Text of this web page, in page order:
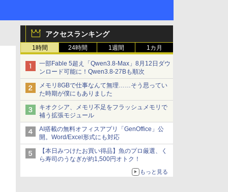
アクセスランキング
1時間 24時間 1週間 1カ月
一部Fable 5超え「Qwen3.8-Max」8月12日ダウ
ンロード可能に！Qwen3.8-27Bも順次
メモリ8GBで仕事なんて無理……そう思ってい
た時期が僕にもありました
キオクシア、メモリ不足をフラッシュメモリで
補う拡張モジュール
AI搭載の無料オフィスアプリ「GenOffice」公
開。Word/Excel形式にも対応
【本日みつけたお買い得品】魚のプロ厳選、く
ら寿司のうなぎが約1,500円オトク！
もっと見る